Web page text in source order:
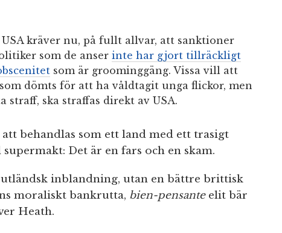
kräver nu, på fullt allvar, att sanktioner
som de anser inte har gjort tillräckligt
som är groominggäng. Vissa vill att
dömts för att ha våldtagit unga flickor, men
straff, ska straffas direkt av USA.
behandlas som ett land med ett trasigt
Det är en fars och en skam.
inblandning, utan en bättre brittisk
moraliskt bankrutta, bien-pensanteelit bär
Heath.